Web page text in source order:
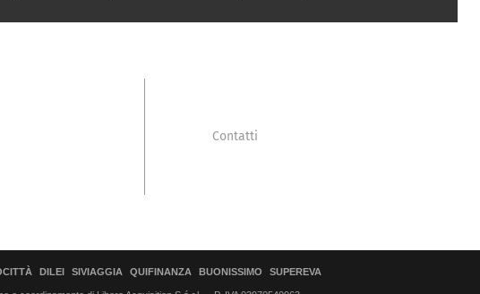
Contatti
DILEI SIVIAGGIA QUIFINANZA BUONISSIMO SUPEREVA